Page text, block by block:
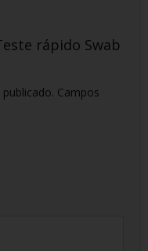
rápido Swab
Campos